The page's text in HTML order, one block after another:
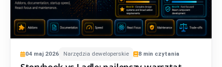
04 maj 2026 Narzędzia deweloperskie 8 min czytania